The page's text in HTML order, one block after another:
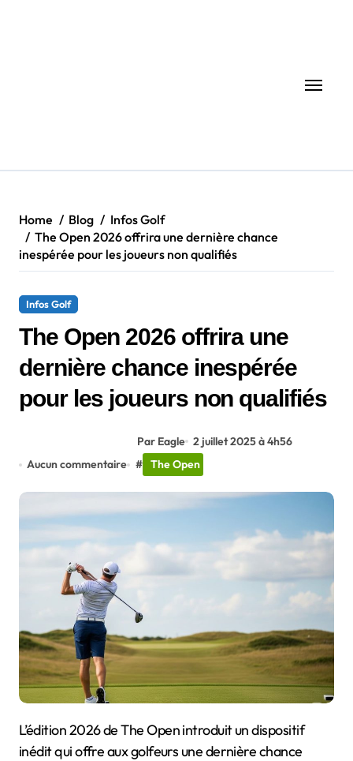
Home Blog
Infos Golf
The Open 2026 offrira une dernière chance
inespérée pour les joueurs non qualifiés
Infos Golf
The Open 2026 offrira une
dernière chance inespérée
pour les joueurs non qualifiés
Par Eagle 2 juillet 2025 à 4h56
Aucun commentaire # The Open
L’édition 2026 de The Open introduit un dispositif
inédit qui offre aux golfeurs une dernière chance